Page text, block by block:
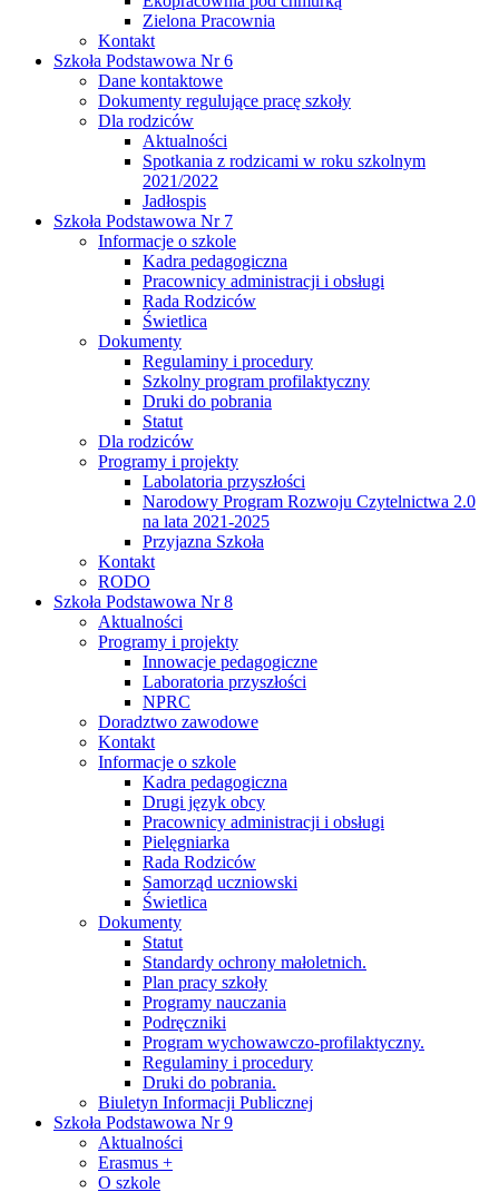
Zielona Pracownia
Kontakt
Szkoła Podstawowa Nr 6
Dane kontaktowe
Dokumenty regulujące pracę szkoły
Dla rodziców
Aktualności
Spotkania z rodzicami w roku szkolnym
2021/2022
Jadłospis
Szkoła Podstawowa Nr 7
Informacje o szkole
Kadra pedagogiczna
Pracownicy administracji i obsługi
Rada Rodziców
Świetlica
Dokumenty
Regulaminy i procedury
Szkolny program profilaktyczny
Druki do pobrania
Statut
Dla rodziców
Programy i projekty
Labolatoria przyszłości
Narodowy Program Rozwoju Czytelnictwa 2.0
na lata 2021-2025
Przyjazna Szkoła
Kontakt
RODO
Szkoła Podstawowa Nr 8
Aktualności
Programy i projekty
Innowacje pedagogiczne
Laboratoria przyszłości
NPRC
Doradztwo zawodowe
Kontakt
Informacje o szkole
Kadra pedagogiczna
Drugi język obcy
Pracownicy administracji i obsługi
Pielęgniarka
Rada Rodziców
Samorząd uczniowski
Świetlica
Dokumenty
Statut
Standardy ochrony małoletnich.
Plan pracy szkoły
Programy nauczania
Podręczniki
Program wychowawczo-profilaktyczny.
Regulaminy i procedury
Druki do pobrania.
Biuletyn Informacji Publicznej
Szkoła Podstawowa Nr 9
Aktualności
Erasmus +
O szkole